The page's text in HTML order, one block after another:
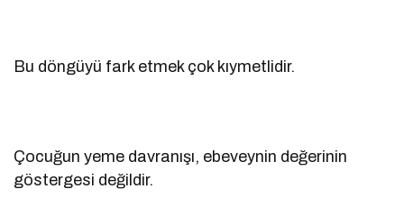
Bu döngüyü fark etmek çok kıymetlidir.
Çocuğun yeme davranışı, ebeveynin değerinin
göstergesi değildir.